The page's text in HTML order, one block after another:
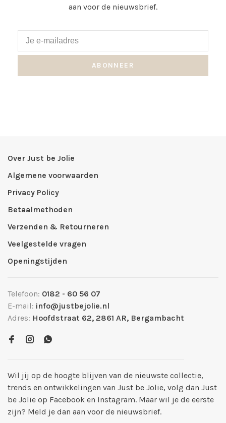
aan voor de nieuwsbrief.
ABONNEER
Over Just be Jolie
Algemene voorwaarden
Privacy Policy
Betaalmethoden
Verzenden & Retourneren
Veelgestelde vragen
Openingstijden
Telefoon: 0182 - 60 56 07
E-mail: info@justbejolie.nl
Adres: Hoofdstraat 62, 2861 AR, Bergambacht
Wil jij op de hoogte blijven van de nieuwste collectie,
trends en ontwikkelingen van Just be Jolie, volg dan Just
be Jolie op Facebook en Instagram. Maar wil je de eerste
zijn? Meld je dan aan voor de nieuwsbrief.